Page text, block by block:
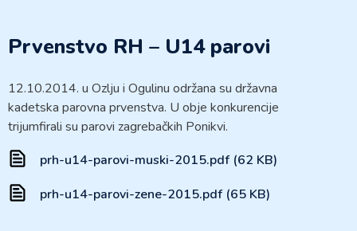
Prvenstvo RH – U14 parovi
12.10.2014. u Ozlju i Ogulinu održana su državna
kadetska parovna prvenstva. U obje konkurencije
trijumfirali su parovi zagrebačkih Ponikvi.
prh-u14-parovi-muski-2015.pdf (62 KB)
prh-u14-parovi-zene-2015.pdf (65 KB)